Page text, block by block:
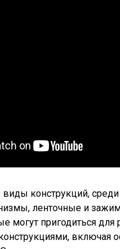
конструкций,
ленточные и
могут пригодиться для
включая